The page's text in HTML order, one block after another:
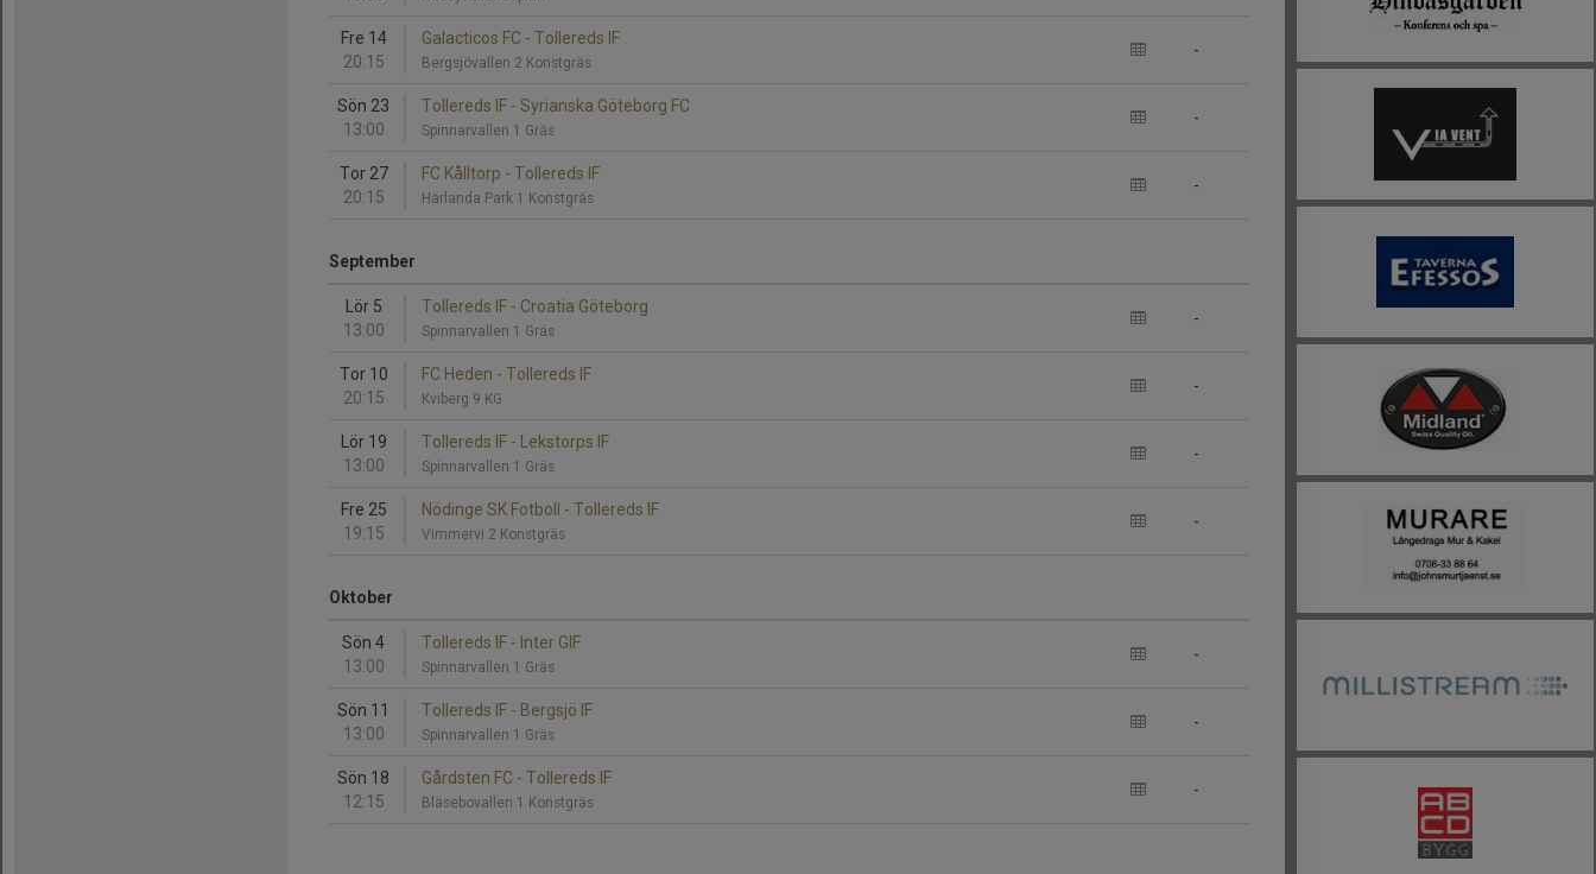
Fre 14
20:15
-
Galacticos FC - Tollereds IF
Bergsjövallen 2 Konstgräs
Sön 23
13:00
-
Tollereds IF - Syrianska Göteborg FC
Spinnarvallen 1 Gräs
Tor 27
20:15
-
FC Kålltorp - Tollereds IF
Härlanda Park 1 Konstgräs
September
Lör 5
13:00
-
Tollereds IF - Croatia Göteborg
Spinnarvallen 1 Gräs
Tor 10
20:15
-
FC Heden - Tollereds IF
Kviberg 9 KG
Lör 19
13:00
-
Tollereds IF - Lekstorps IF
Spinnarvallen 1 Gräs
Fre 25
19:15
-
Nödinge SK Fotboll - Tollereds IF
Vimmervi 2 Konstgräs
Oktober
Sön 4
13:00
-
Tollereds IF - Inter GIF
Spinnarvallen 1 Gräs
Sön 11
13:00
-
Tollereds IF - Bergsjö IF
Spinnarvallen 1 Gräs
Sön 18
12:15
-
Gårdsten FC - Tollereds IF
Bläsebovallen 1 Konstgräs